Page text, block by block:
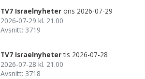
TV7 Israelnyheter ons 2026-07-29
2026-07-29 kl. 21.00
Avsnitt: 3719
TV7 Israelnyheter tis 2026-07-28
2026-07-28 kl. 21.00
Avsnitt: 3718